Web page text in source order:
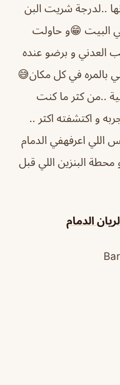
..لدرجة شريت البن
البيت 😁و حاولت
و برضو عنده
في كل مكان😅
..من كثر ما كنت
و اكتشفته اكثر ..
اللي اعرفهفي الدمام
البنزين اللي قبل
الدمام